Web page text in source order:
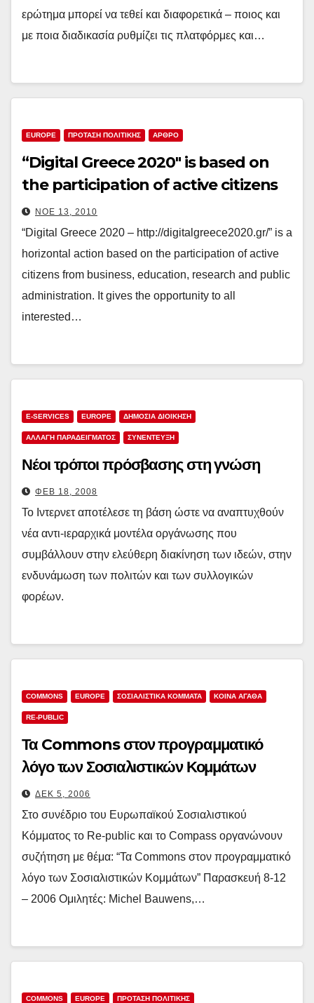
ερώτημα μπορεί να τεθεί και διαφορετικά – ποιος και
με ποια διαδικασία ρυθμίζει τις πλατφόρμες και…
EUROPE ΠΡΟΤΑΣΗ ΠΟΛΙΤΙΚΗΣ ΑΡΘΡΟ
“Digital Greece 2020″ is based on
the participation of active citizens
ΝΟΈ 13, 2010
“Digital Greece 2020 – http://digitalgreece2020.gr/” is a
horizontal action based on the participation of active
citizens from business, education, research and public
administration. It gives the opportunity to all
interested…
E-SERVICES EUROPE ΔΗΜΌΣΙΑ ΔΙΟΊΚΗΣΗ
ΑΛΛΑΓΗ ΠΑΡΑΔΕΙΓΜΑΤΟΣ ΣΥΝΕΝΤΕΥΞΗ
Νέοι τρόποι πρόσβασης στη γνώση
ΦΕΒ 18, 2008
Το Ιντερνετ αποτέλεσε τη βάση ώστε να αναπτυχθούν
νέα αντι-ιεραρχικά μοντέλα οργάνωσης που
συμβάλλουν στην ελεύθερη διακίνηση των ιδεών, στην
ενδυνάμωση των πολιτών και των συλλογικών
φορέων.
COMMONS EUROPE ΣΟΣΙΑΛΙΣΤΙΚΆ ΚΌΜΜΑΤΑ ΚΟΙΝΑ ΑΓΑΘΑ
RE-PUBLIC
Τα Commons στον προγραμματικό
λόγο των Σοσιαλιστικών Κομμάτων
ΔΕΚ 5, 2006
Στο συνέδριο του Ευρωπαϊκού Σοσιαλιστικού
Κόμματος το Re-public και το Compass οργανώνουν
συζήτηση με θέμα: “Τα Commons στον προγραμματικό
λόγο των Σοσιαλιστικών Κομμάτων” Παρασκευή 8-12
– 2006 Ομιλητές: Michel Bauwens,…
COMMONS EUROPE ΠΡΟΤΑΣΗ ΠΟΛΙΤΙΚΗΣ